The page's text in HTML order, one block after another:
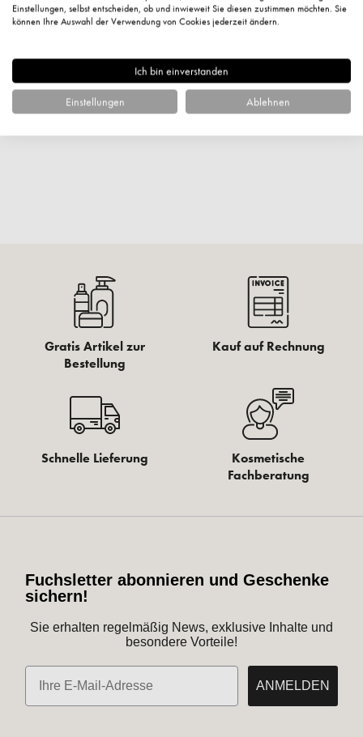
Kundenbewertungen
Fragen zum Artikel?
Gratis Artikel zur
Bestellung
Kauf auf Rechnung
Schnelle Lieferung
Kosmetische
Fachberatung
Fuchsletter abonnieren und Geschenke
sichern!
Sie erhalten regelmäßig News, exklusive Inhalte und
besondere Vorteile!
E-Mail
ANMELDEN
Einstellungen, selbst entscheiden, ob und inwieweit Sie diesen zustimmen möchten. Sie
können Ihre Auswahl der Verwendung von Cookies jederzeit ändern.
Ich bin einverstanden
Einstellungen Ablehnen